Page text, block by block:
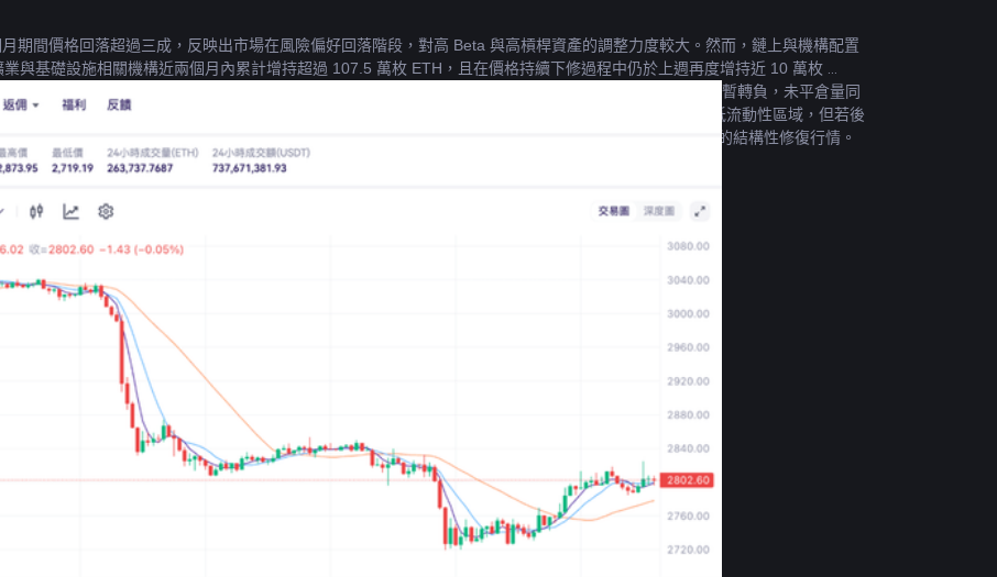
期間價格回落超過三成，反映出市場在風險偏好回落階段，對高 Beta 與高槓桿資產的調整力度較大。然而，鏈上與機構配置
與基礎設施相關機構近兩個月內累計增持超過 107.5 萬枚 ETH，且在價格持續下修過程中仍於上週再度增持近 10 萬枚
置資金持續逢低建倉。衍生品層面，ETH 永續合約資金費率在高波動階段一度由偏正轉為接近持平甚至短暫轉負，未平倉量同
分洗出。技術面上，ETH 目前在前期箱體下緣附近嘗試構築次級底部結構，短線仍可能隨 BTC 測試更低流動性區域，但若後
收益敘事重新獲得關注，ETH 有機會在槓桿結構較為乾淨、籌碼集中度提升的情況下，迎來相對於 BTC 的結構性修復行情。